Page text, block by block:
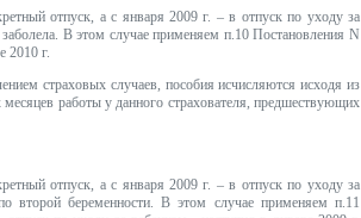
отпуск, а с января 2009 г. – в отпуск по уходу за
В этом случае применяем п.10 Постановления N
2010 г.
страховых случаев, пособия исчисляются исходя из
месяцев работы у данного страхователя, предшествующих
отпуск, а с января 2009 г. – в отпуск по уходу за
второй беременности. В этом случае применяем п.11